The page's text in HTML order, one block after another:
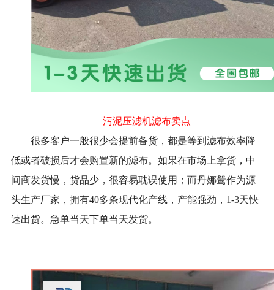
污泥压滤机滤布卖点
很多客户一般很少会提前备货，都是等到滤布效率降
低或者破损后才会购置新的滤布。如果在市场上拿货，中
间商发货慢，货品少，很容易耽误使用；而丹娜鸶作为源
头生产厂家，拥有40多条现代化产线，产能强劲，1-3天快
速出货。急单当天下单当天发货。